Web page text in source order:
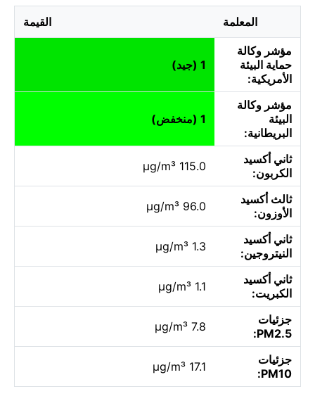
المعلمة القيمة
مؤشر وكالة
حماية البيئة
الأمريكية:
1 (جيد)
مؤشر وكالة
البيئة
البريطانية:
1 (منخفض)
ثاني أكسيد
الكربون:
115.0 µg/m³
ثالث أكسيد
الأوزون:
96.0 µg/m³
ثاني أكسيد
النيتروجين:
1.3 µg/m³
ثاني أكسيد
الكبريت:
1.1 µg/m³
جزئيات
PM2.5:
7.8 µg/m³
جزئيات
PM10:
17.1 µg/m³